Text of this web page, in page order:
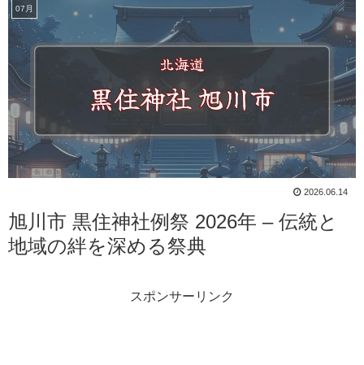
07月
2026.06.14
旭川市 黒住神社例祭 2026年 – 伝統と
地域の絆を深める祭典
スポンサーリンク